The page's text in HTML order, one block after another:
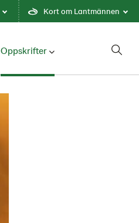
Kort om Lantmännen
Oppskrifter